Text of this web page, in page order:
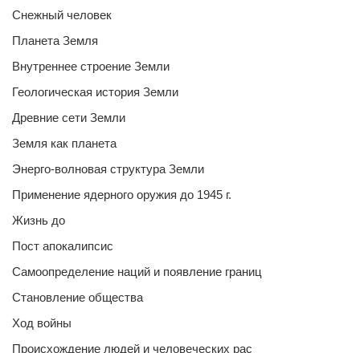
Снежный человек
Планета Земля
Внутреннее строение Земли
Геологическая история Земли
Древние сети Земли
Земля как планета
Энерго-волновая структура Земли
Применение ядерного оружия до 1945 г.
Жизнь до
Пост апокалипсис
Самоопределение наций и появление границ
Становление общества
Ход войны
Происхождение людей и человеческих рас